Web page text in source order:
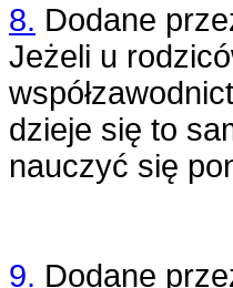
8. Dodane
Jeżeli u
dzieje się to
nauczyć się
9. Dodane